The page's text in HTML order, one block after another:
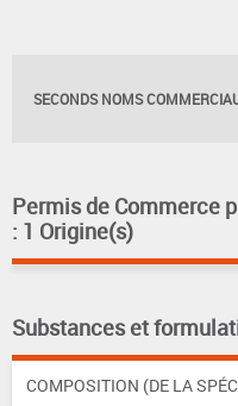
SECONDS NOMS
Permis de Commerce
: 1 Origine(s)
Substances et
COMPOSITION (DE LA